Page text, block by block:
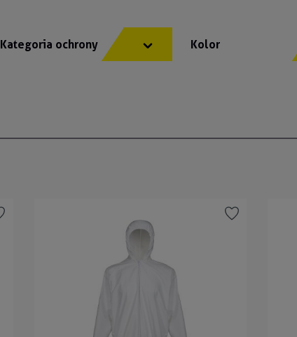
Kategoria ochrony Kolor